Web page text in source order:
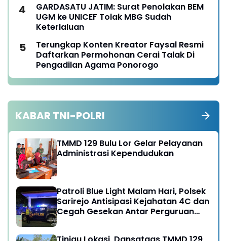
GARDASATU JATIM: Surat Penolakan BEM
UGM ke UNICEF Tolak MBG Sudah
Keterlaluan
Terungkap Konten Kreator Faysal Resmi
Daftarkan Permohonan Cerai Talak Di
Pengadilan Agama Ponorogo
KABAR TNI-POLRI
TMMD 129 Bulu Lor Gelar Pelayanan
Administrasi Kependudukan
Patroli Blue Light Malam Hari, Polsek
Sarirejo Antisipasi Kejahatan 4C dan
Cegah Gesekan Antar Perguruan